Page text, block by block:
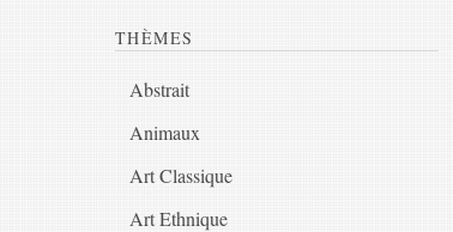
THÈMES
Abstrait
Animaux
Art Classique
Art Ethnique